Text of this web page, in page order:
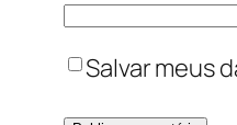
Salvar meus